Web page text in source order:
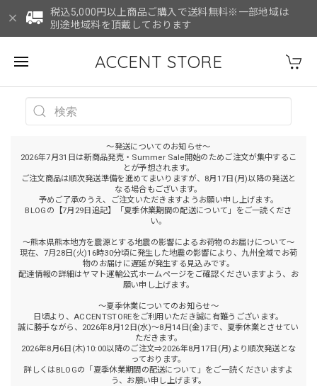
税込5,000円以上商品ご購入で送料無料※一部地域は
別途地域料を頂戴しております
ACCENT STORE
～発送についてのお知らせ～
2026年7月31日は新商品発売・Summer Sale開始のためご注文が集中するこ
とが予想されます。
ご注文商品は順次発送準備を進めてまいりますが、8月17日(月)以降の発送と
なる場合もございます。
予めご了承のうえ、ご注文いただきますようお願い申し上げます。
BLOGの【7月29日追記】「夏季休業期間の配送について」をご一読くださ
い。
～熊本県熊本地方を震源とする地震の影響によるお荷物のお届けについて～
現在、7月28日(火)16時30分頃に発生した地震の影響により、九州全域でお荷
物のお届けに遅延が発生する見込みです。
配達情報の詳細はヤマト運輸公式ホームページをご確認くださいますよう、お
願い申し上げます。
～夏季休業についてのお知らせ～
日頃より、ACCENTSTOREをご利用いただき誠に有難うございます。
誠に勝手ながら、2026年8月12日(水)～8月14日(金)まで、夏季休業とさせてい
ただきます。
2026年8月6日(木)10:00以降のご注文⇒2026年8月17日(月)より順次発送とな
っております。
詳しくはBLOGの「夏季休業期間の配送について」をご一読くださいますよ
う、お願い申し上げます。